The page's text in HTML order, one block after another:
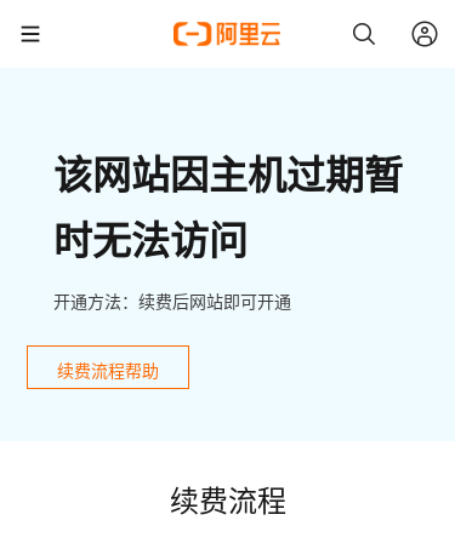
该网站因主机过期暂
时无法访问
开通方法：续费后网站即可开通
续费流程帮助
续费流程